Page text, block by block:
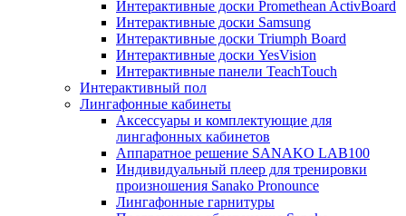
Интерактивные доски Promethean ActivBoard
Интерактивные доски Samsung
Интерактивные доски Triumph Board
Интерактивные доски YesVision
Интерактивные панели TeachTouch
Интерактивный пол
Лингафонные кабинеты
Аксессуары и комплектующие для
лингафонных кабинетов
Аппаратное решение SANAKO LAB100
Индивидуальный плеер для тренировки
произношения Sanako Pronounce
Лингафонные гарнитуры